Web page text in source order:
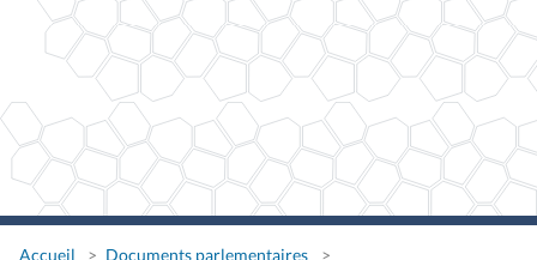
Accueil
Documents parlementaires